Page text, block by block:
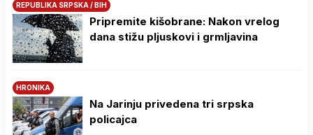
REPUBLIKA SRPSKA / BIH
Pripremite kišobrane: Nakon vrelog
dana stižu pljuskovi i grmljavina
HRONIKA
Na Јarinju privedena tri srpska
policajca